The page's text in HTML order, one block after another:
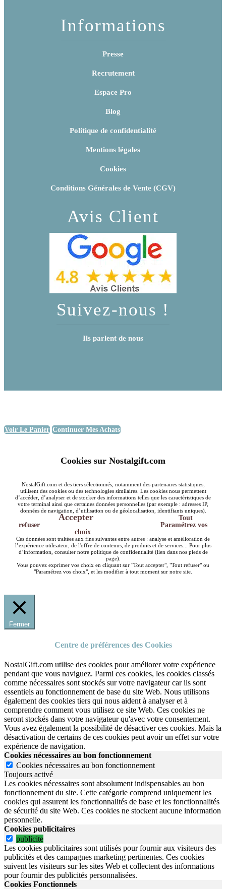
Informations
Presse
Recrutement
Espace Pro
Blog
Politique de confidentialité
Mentions légales
Cookies
Conditions Générales de Vente (CGV)
Avis Client
Suivez-nous !
Ils parlent de nous
Voir Le Panier Continuer Mes Achats
Cookies sur Nostalgift.com
NostalGift.com et des tiers sélectionnés, notamment des partenaires statistiques,
utilisent des cookies ou des technologies similaires. Les cookies nous permettent
d’accéder, d’analyser et de stocker des informations telles que les caractéristiques de
votre terminal ainsi que certaines données personnelles (par exemple : adresses IP,
données de navigation, d’utilisation ou de géolocalisation, identifiants uniques).
Accepter
Tout
refuser
Paramétrez vos
choix
Ces données sont traitées aux fins suivantes entre autres : analyse et amélioration de
l’expérience utilisateur, de l'offre de contenus, de produits et de services... Pour plus
d’information, consulter notre politique de confidentialité (lien dans nos pieds de
page).
Vous pouvez exprimer vos choix en cliquant sur "Tout accepter", "Tout refuser" ou
"Paramétrez vos choix", et les modifier à tout moment sur notre site.
Fermer
Centre de préférences des Cookies
NostalGift.com utilise des cookies pour améliorer votre expérience
pendant que vous naviguez. Parmi ces cookies, les cookies classés
comme nécessaires sont stockés sur votre navigateur car ils sont
essentiels au fonctionnement de base du site Web. Nous utilisons
également des cookies tiers qui nous aident à analyser et à
comprendre comment vous utilisez ce site Web. Ces cookies ne
seront stockés dans votre navigateur qu'avec votre consentement.
Vous avez également la possibilité de désactiver ces cookies. Mais la
désactivation de certains de ces cookies peut avoir un effet sur votre
expérience de navigation.
Cookies nécessaires au bon fonctionnement
Cookies nécessaires au bon fonctionnement
Toujours activé
Les cookies nécessaires sont absolument indispensables au bon
fonctionnement du site. Cette catégorie comprend uniquement les
cookies qui assurent les fonctionnalités de base et les fonctionnalités
de sécurité du site Web. Ces cookies ne stockent aucune information
personnelle.
Cookies publicitaires
publicite
Les cookies publicitaires sont utilisés pour fournir aux visiteurs des
publicités et des campagnes marketing pertinentes. Ces cookies
suivent les visiteurs sur les sites Web et collectent des informations
pour fournir des publicités personnalisées.
Cookies Fonctionnels